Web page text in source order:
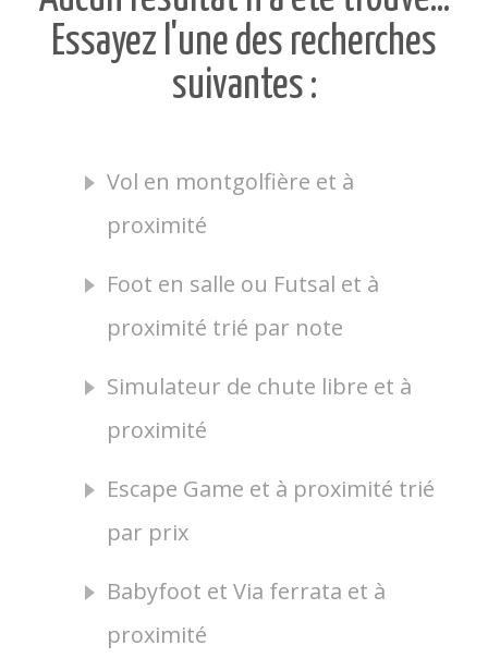
Essayez l'une des recherches
suivantes :
Vol en montgolfière et à
proximité
Foot en salle ou Futsal et à
proximité trié par note
Simulateur de chute libre et à
proximité
Escape Game et à proximité trié
par prix
Babyfoot et Via ferrata et à
proximité